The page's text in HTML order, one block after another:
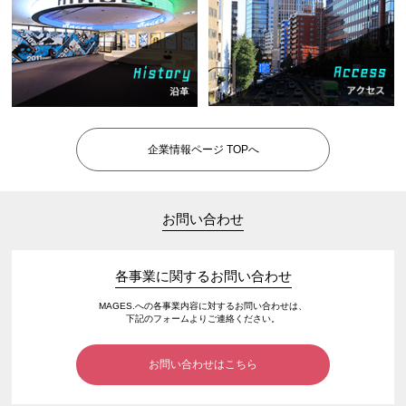
企業情報ページ TOPへ
お問い合わせ
各事業に関するお問い合わせ
MAGES.への各事業内容に対するお問い合わせは、
下記のフォームよりご連絡ください。
お問い合わせはこちら